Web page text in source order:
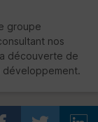
groupe
nos
découverte de
développement.